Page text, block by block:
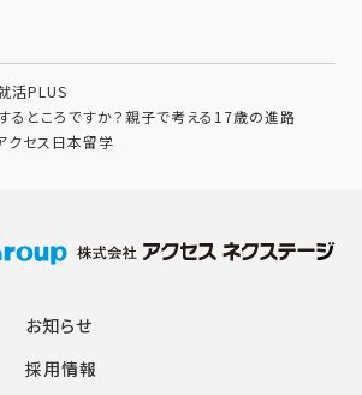
活PLUS
るところですか？親子で考える17歳の進路
クセス日本留学
お知らせ
採用情報